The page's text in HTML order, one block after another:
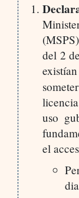
del 2
uso
el